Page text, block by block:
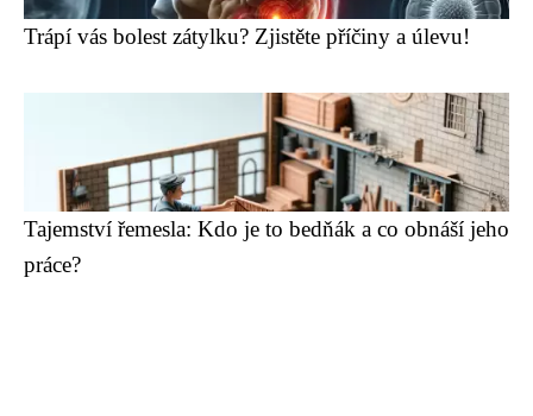
Trápí vás bolest zátylku? Zjistěte příčiny a úlevu!
Tajemství řemesla: Kdo je to bedňák a co obnáší jeho
práce?